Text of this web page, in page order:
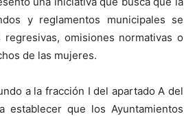
y reglamentos municipales se
omisiones normativas o
de las mujeres.
a la fracción I del apartado A del
establecer que los Ayuntamientos